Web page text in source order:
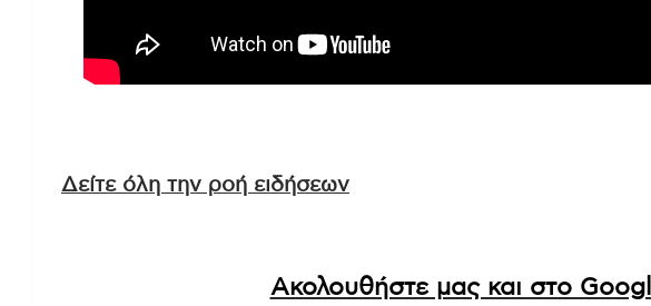
Δείτε όλη την ροή ειδήσεων
Ακολουθήστε μας και στο